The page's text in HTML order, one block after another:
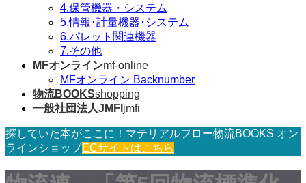
4.保管機器・システム
5.情報･計量機器･システム
6.パレット関連機器
7.その他
MFオンラインmf-online
MFオンライン Backnumber
物流BOOKSshopping
一般社団法人JMFI jmfi
探していた本がここに！マテリアルフロー物流BOOKS オン
ラインショップECサイトはこちら